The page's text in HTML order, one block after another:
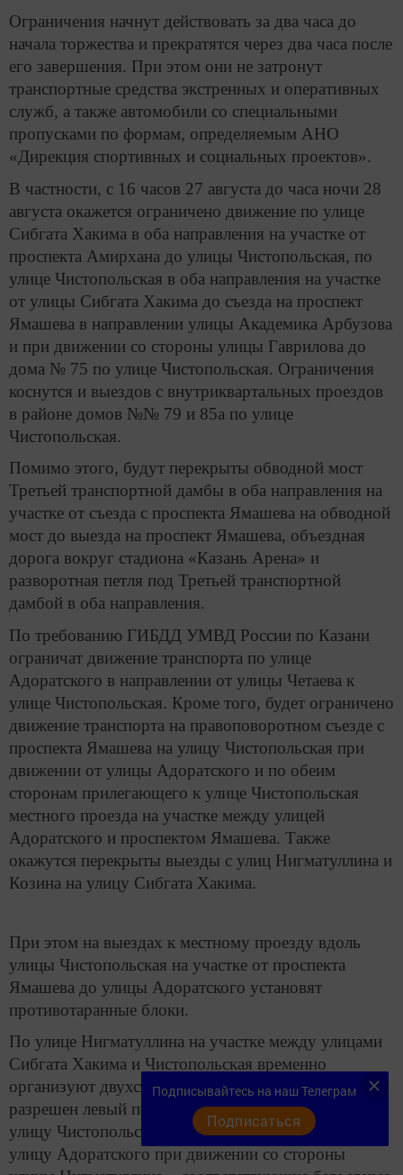
Ограничения начнут действовать за два часа до
начала торжества и прекратятся через два часа после
его завершения. При этом они не затронут
транспортные средства экстренных и оперативных
служб, а также автомобили со специальными
пропусками по формам, определяемым АНО
«Дирекция спортивных и социальных проектов».
В частности, с 16 часов 27 августа до часа ночи 28
августа окажется ограничено движение по улице
Сибгата Хакима в оба направления на участке от
проспекта Амирхана до улицы Чистопольская, по
улице Чистопольская в оба направления на участке
от улицы Сибгата Хакима до съезда на проспект
Ямашева в направлении улицы Академика Арбузова
и при движении со стороны улицы Гаврилова до
дома № 75 по улице Чистопольская. Ограничения
коснутся и выездов с внутриквартальных проездов
в районе домов №№ 79 и 85а по улице
Чистопольская.
Помимо этого, будут перекрыты обводной мост
Третьей транспортной дамбы в оба направления на
участке от съезда с проспекта Ямашева на обводной
мост до выезда на проспект Ямашева, объездная
дорога вокруг стадиона «Казань Арена» и
разворотная петля под Третьей транспортной
дамбой в оба направления.
По требованию ГИБДД УМВД России по Казани
ограничат движение транспорта по улице
Адоратского в направлении от улицы Четаева к
улице Чистопольская. Кроме того, будет ограничено
движение транспорта на правоповоротном съезде с
проспекта Ямашева на улицу Чистопольская при
движении от улицы Адоратского и по обеим
сторонам прилегающего к улице Чистопольская
местного проезда на участке между улицей
Адоратского и проспектом Ямашева. Также
окажутся перекрыты выезды с улиц Нигматуллина и
Козина на улицу Сибгата Хакима.
При этом на выездах к местному проезду вдоль
улицы Чистопольская на участке от проспекта
Ямашева до улицы Адоратского установят
противотаранные блоки.
По улице Нигматуллина на участке между улицами
Сибгата Хакима и Чистопольская временно
организуют двухстороннее движение. Будет
разрешен левый поворот с улицы Нигматуллина на
улицу Чистопольская и с улицы Чистопольская на
улицу Адоратского при движении со стороны
Подписывайтесь на наш Телеграм
Подписаться